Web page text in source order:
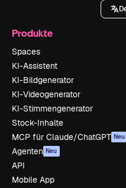
Produkte
Spaces
KI-Assistent
KI-Bildgenerator
KI-Videogenerator
KI-Stimmengenerator
Stock-Inhalte
MCP für Claude/ChatGPT Neu
Agenten Neu
API
Mobile App